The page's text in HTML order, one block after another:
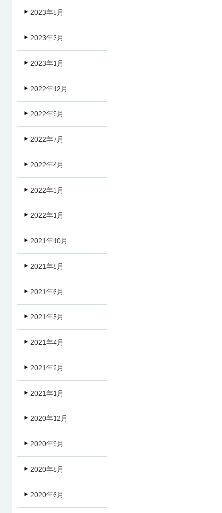
2023年5月
2023年3月
2023年1月
2022年12月
2022年9月
2022年7月
2022年4月
2022年3月
2022年1月
2021年10月
2021年8月
2021年6月
2021年5月
2021年4月
2021年2月
2021年1月
2020年12月
2020年9月
2020年8月
2020年6月